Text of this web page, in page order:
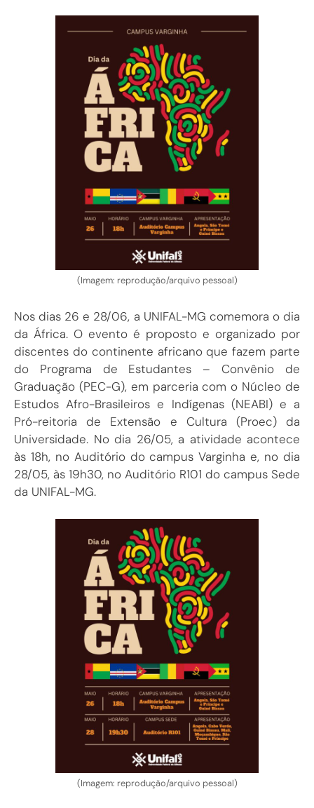
(Imagem: reprodução/arquivo pessoal)
Nos dias 26 e 28/06, a UNIFAL-MG comemora o dia
da África. O evento é proposto e organizado por
discentes do continente africano que fazem parte
do Programa de Estudantes – Convênio de
Graduação (PEC-G), em parceria com o Núcleo de
Estudos Afro-Brasileiros e Indígenas (NEABI) e a
Pró-reitoria de Extensão e Cultura (Proec) da
Universidade. No dia 26/05, a atividade acontece
às 18h, no Auditório do campus Varginha e, no dia
28/05, às 19h30, no Auditório R101 do campus Sede
da UNIFAL-MG.
(Imagem: reprodução/arquivo pessoal)